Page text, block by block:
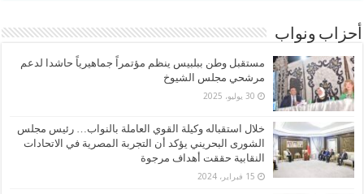
أحزاب ونواب
مستقبل وطن ببلبيس ينظم مؤتمراً جماهيرياً حاشدا لدعم
مرشحي مجلس الشيوخ
30 يوليو، 2025
خلال استقباله وكيلة القوي العاملة بالنواب… رئيس مجلس
الشورى البحريني يؤكد أن التجربة المصرية في الاتحادات
النقابية حققت أهداف مرجوة
15 فبراير، 2024